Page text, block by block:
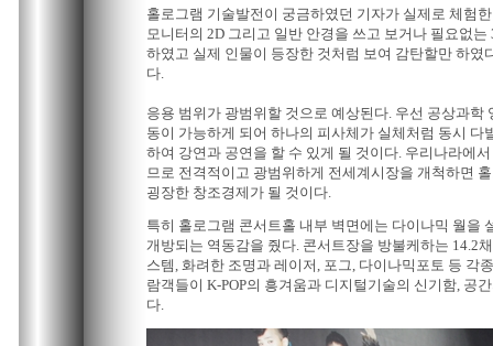
홀로그램 기술발전이 궁금하였던 기자가 실제로 체험
모니터의 2D 그리고 일반 안경을 쓰고 보거나 필요없는
하였고 실제 인물이 등장한 것처럼 보여 감탄할만 하였
다.
응용 범위가 광범위할 것으로 예상된다. 우선 공상과학
동이 가능하게 되어 하나의 피사체가 실체처럼 동시 다
하여 강연과 공연을 할 수 있게 될 것이다. 우리나라에
므로 전격적이고 광범위하게 전세계시장을 개척하면
굉장한 창조경제가 될 것이다.
특히 홀로그램 콘서트홀 내부 벽면에는 다이나믹 월을
개방되는 역동감을 줬다. 콘서트장을 방불케하는 14.2
스템, 화려한 조명과 레이저, 포그, 다이나믹포토 등 각
람객들이 K-POP의 흥겨움과 디지털기술의 신기함, 공
다.